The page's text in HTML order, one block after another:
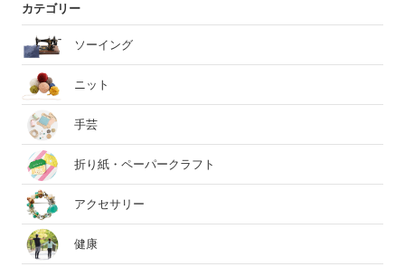
カテゴリー
ソーイング
ニット
手芸
折り紙・ペーパークラフト
アクセサリー
健康